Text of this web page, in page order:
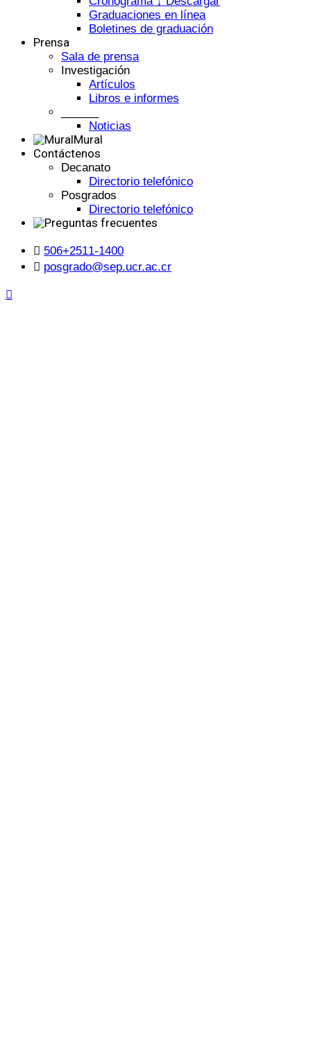
Graduaciones en línea
Boletines de graduación
Prensa
Sala de prensa
Investigación
Artículos
Libros e informes
Noticias
Mural
Contáctenos
Decanato
Directorio telefónico
Posgrados
Directorio telefónico
506+2511-1400
posgrado@sep.ucr.ac.cr